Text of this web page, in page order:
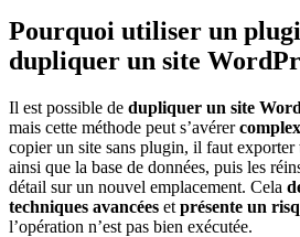
Pourquoi utiliser un
dupliquer un site
Il est possible de dupliquer un site
mais cette méthode peut s’avérer
copier un site sans plugin, il faut exporter
ainsi que la base de données, puis les
détail sur un nouvel emplacement. Cela
techniques avancées et présente un
l’opération n’est pas bien exécutée.